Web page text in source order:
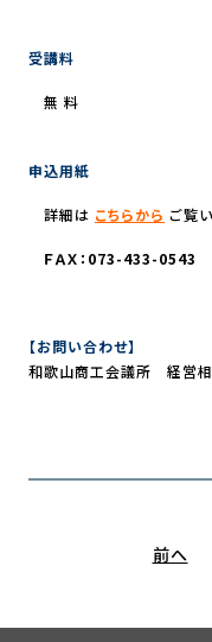
受講料
無 料
申込用紙
詳細は こちらから ご覧い
ＦＡＸ：073-433-0543
【お問い合わせ】
和歌山商工会議所 経営
前へ